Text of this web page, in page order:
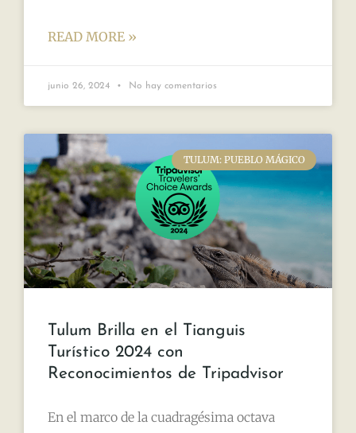
READ MORE »
junio 26, 2024 No hay comentarios
TULUM: PUEBLO MÁGICO
Tulum Brilla en el Tianguis
Turístico 2024 con
Reconocimientos de Tripadvisor
En el marco de la cuadragésima octava